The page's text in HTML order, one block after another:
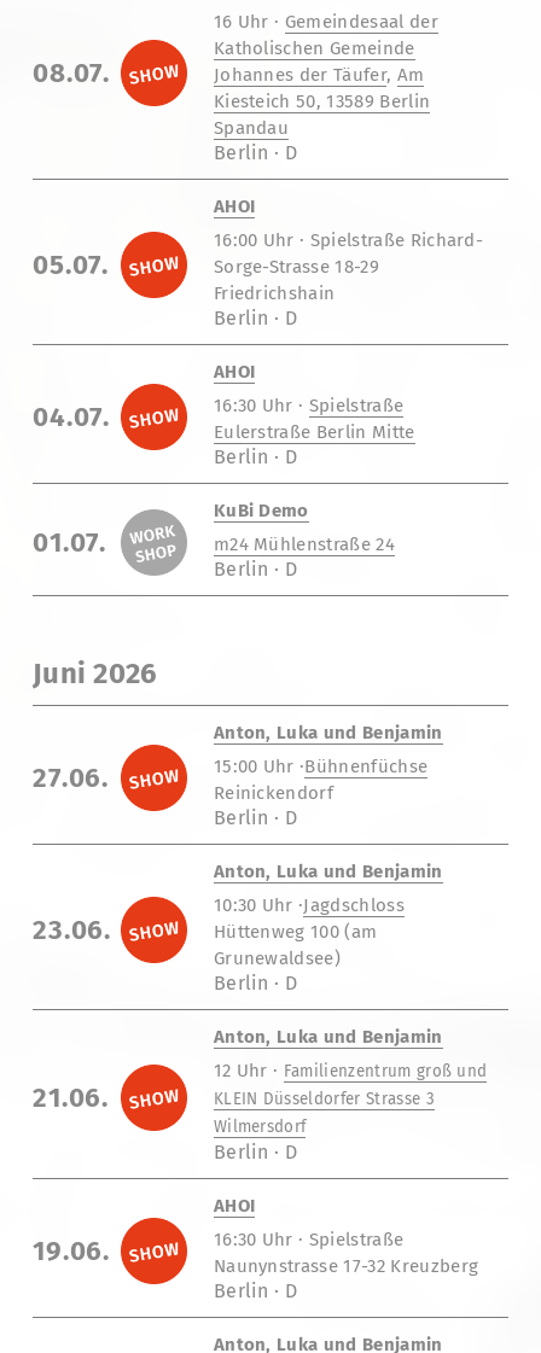
08.07.
16 Uhr · Gemeindesaal der
Katholischen Gemeinde
Johannes derTäufer, Am
Kiesteich 50, 13589 Berlin
Spandau
Berlin · D
05.07.
AHOI
16:00 Uhr · Spielstraße Richard-
Sorge-Strasse 18-29
Friedrichshain
Berlin · D
04.07.
AHOI
16:30 Uhr · Spielstraße
Eulerstraße Berlin Mitte
Berlin · D
01.07.
KuBi Demo
m24 Mühlenstraße 24
Berlin · D
Juni 2026
27.06.
Anton, Luka und Benjamin
15:00 Uhr ·Bühnenfüchse
Reinickendorf
Berlin · D
23.06.
Anton, Luka und Benjamin
10:30 Uhr ·Jagdschloss
Hüttenweg 100 (am
Grunewaldsee)
Berlin · D
21.06.
Anton, Luka und Benjamin
12 Uhr · Familienzentrum groß und
KLEIN Düsseldorfer Strasse 3
Wilmersdorf
Berlin · D
19.06.
AHOI
16:30 Uhr · Spielstraße
Naunynstrasse 17-32 Kreuzberg
Berlin · D
Anton, Luka und Benjamin